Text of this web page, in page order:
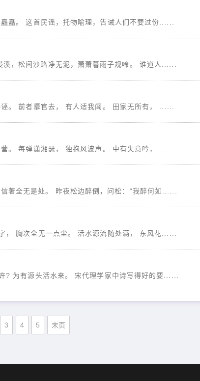
矗。 这首民谣，托物喻理，告诫人们不要过份......
，松间沙路净无泥，萧萧暮雨子规啼。 谁道人......
。 前者隳官去， 有人适我闾。 田家无所有， ......
。 每弹潇湘瑟， 独抱风波声。 中有失意吟， ......
著全无是处。 昨夜松边醉倒，问松：“我醉何如......
， 胸次全无一点尘。 活水源流随处满， 东风花......
? 为有源头活水来。 宋代理学家中诗写得好的要......
3 4 5 末页